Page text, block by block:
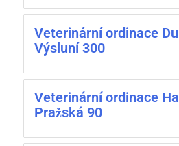
Veterinární ordinace
Výsluní 300
Veterinární ordinace
Pražská 90